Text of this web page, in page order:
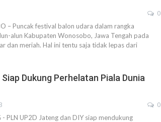
0
– Puncak festival balon udara dalam rangka
alun Kabupaten Wonosobo, Jawa Tengah pada
dan meriah. Hal ini tentu saja tidak lepas dari
Dukung Perhelatan Piala Dunia
0
- PLN UP2D Jateng dan DIY siap mendukung